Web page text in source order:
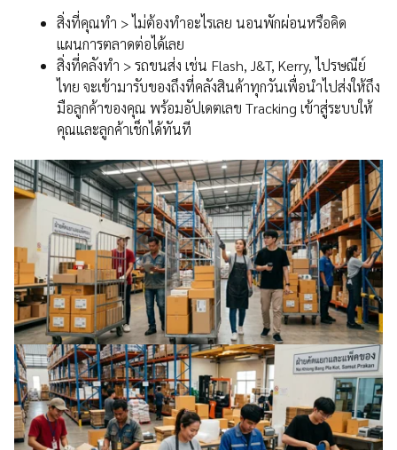
สิ่งที่คุณทำ > ไม่ต้องทำอะไรเลย นอนพักผ่อนหรือคิด
แผนการตลาดต่อได้เลย
สิ่งที่คลังทำ > รถขนส่ง เช่น Flash, J&T, Kerry, ไปรษณีย์
ไทย จะเข้ามารับของถึงที่คลังสินค้าทุกวันเพื่อนำไปส่งให้ถึง
มือลูกค้าของคุณ พร้อมอัปเดตเลข Tracking เข้าสู่ระบบให้
คุณและลูกค้าเช็กได้ทันที